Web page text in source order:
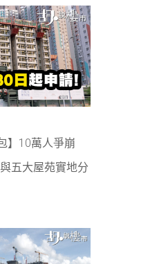
】10萬人爭崩
五大屋苑實地分